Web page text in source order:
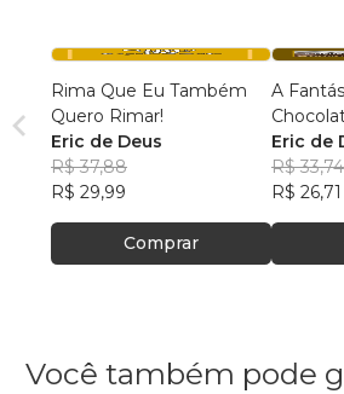
Rima Que Eu Também
Quero Rimar!
Eric de Deus
R$ 37,88
R$ 29,99
Comprar
A
Eric de
R$ 33,74
R$ 26,71
Você também pode